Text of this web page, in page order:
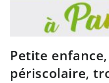
Petite
périscolaire,